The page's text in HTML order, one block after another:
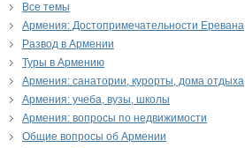
Все темы
Армения: Достопримечательности Еревана
Развод в Армении
Туры в Армению
Армения: санатории, курорты, дома отдыха
Армения: учеба, вузы, школы
Армения: вопросы по недвижимости
Общие вопросы об Армении